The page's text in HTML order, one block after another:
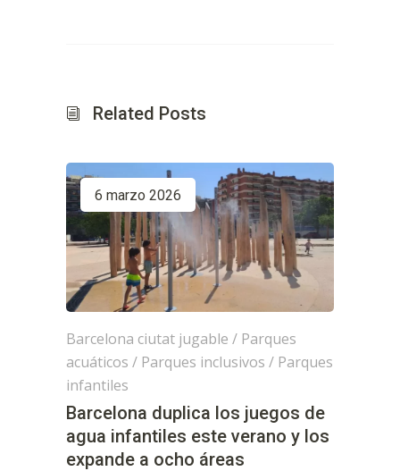
Related Posts
6 marzo 2026
Barcelona ciutat jugable / Parques
acuáticos / Parques inclusivos / Parques
infantiles
Barcelona duplica los juegos de
agua infantiles este verano y los
expande a ocho áreas